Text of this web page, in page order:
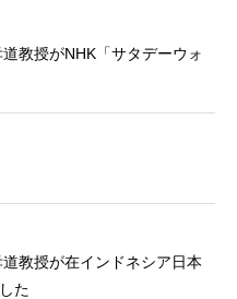
教授がNHK「サタデーウォ
教授が在インドネシア日本
た